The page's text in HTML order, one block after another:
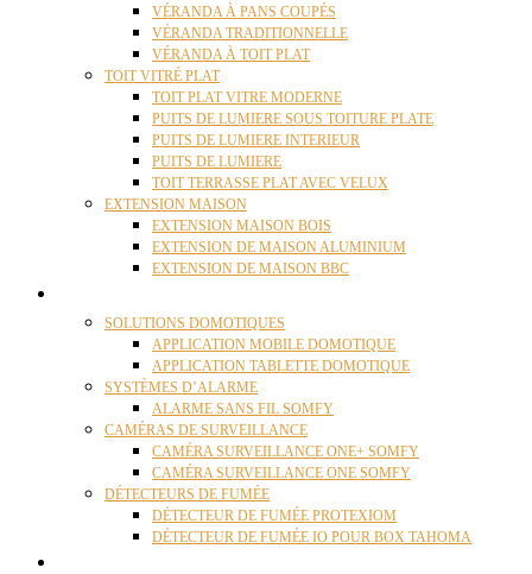
VÉRANDA À PANS COUPÉS
VÉRANDA TRADITIONNELLE
VÉRANDA À TOIT PLAT
TOIT VITRÉ PLAT
TOIT PLAT VITRE MODERNE
PUITS DE LUMIERE SOUS TOITURE PLATE
PUITS DE LUMIERE INTERIEUR
PUITS DE LUMIERE
TOIT TERRASSE PLAT AVEC VELUX
EXTENSION MAISON
EXTENSION MAISON BOIS
EXTENSION DE MAISON ALUMINIUM
EXTENSION DE MAISON BBC
SOLUTIONS DOMOTIQUES
APPLICATION MOBILE DOMOTIQUE
APPLICATION TABLETTE DOMOTIQUE
SYSTÈMES D’ALARME
ALARME SANS FIL SOMFY
CAMÉRAS DE SURVEILLANCE
CAMÉRA SURVEILLANCE ONE+ SOMFY
CAMÉRA SURVEILLANCE ONE SOMFY
DÉTECTEURS DE FUMÉE
DÉTECTEUR DE FUMÉE PROTEXIOM
DÉTECTEUR DE FUMÉE IO POUR BOX TAHOMA